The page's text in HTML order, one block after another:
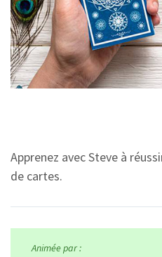
Apprenez avec Steve à
de cartes.
Animée par :